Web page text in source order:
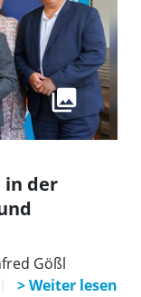
in der
Gößl
zu sein.